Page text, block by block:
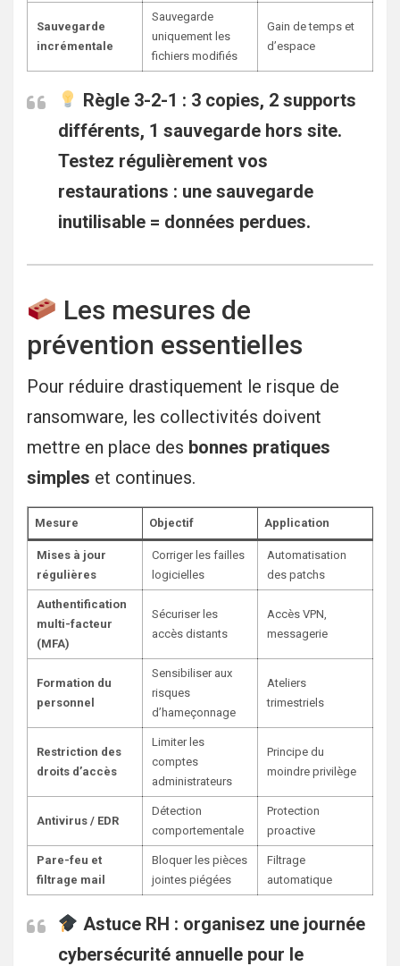
Sauvegarde
incrémentale
Sauvegarde
uniquement les
fichiers modifiés
Gain de temps et
d’espace
Règle 3-2-1 : 3 copies, 2 supports
différents, 1 sauvegarde hors site.
Testez régulièrement vos
restaurations : une sauvegarde
inutilisable = données perdues.
Les mesures de
prévention essentielles
Pour réduire drastiquement le risque de
ransomware, les collectivités doivent
mettre en place des bonnes pratiques
simples et continues.
Mesure Objectif Application
Mises à jour
régulières
Corriger les failles
logicielles
Automatisation
des patchs
Authentification
multi-facteur
(MFA)
Sécuriser les
accès distants
Accès VPN,
messagerie
Formation du
personnel
Sensibiliser aux
risques
d’hameçonnage
Ateliers
trimestriels
Restriction des
droits d’accès
Limiter les
comptes
administrateurs
Principe du
moindre privilège
Antivirus / EDR
Détection
comportementale
Protection
proactive
Pare-feu et
filtrage mail
Bloquer les pièces
jointes piégées
Filtrage
automatique
Astuce RH : organisez une journée
cybersécurité annuelle pour le